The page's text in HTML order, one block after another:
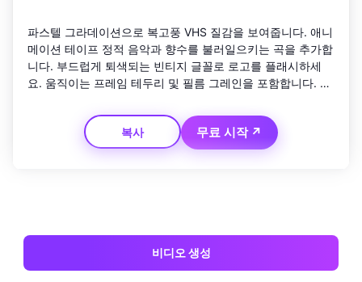
파스텔 그라데이션으로 복고풍 VHS 질감을 보여줍니다. 애니
메이션 테이프 정적 음악과 향수를 불러일으키는 곡을 추가합
니다. 부드럽게 퇴색되는 빈티지 글꼴로 로고를 플래시하세
요. 움직이는 프레임 테두리 및 필름 그레인을 포함합니다. 오
니다'라는 마무리 슬라이드로 아우트로를 마무리하세요.
복사
무료 시작 ↗
비디오 생성